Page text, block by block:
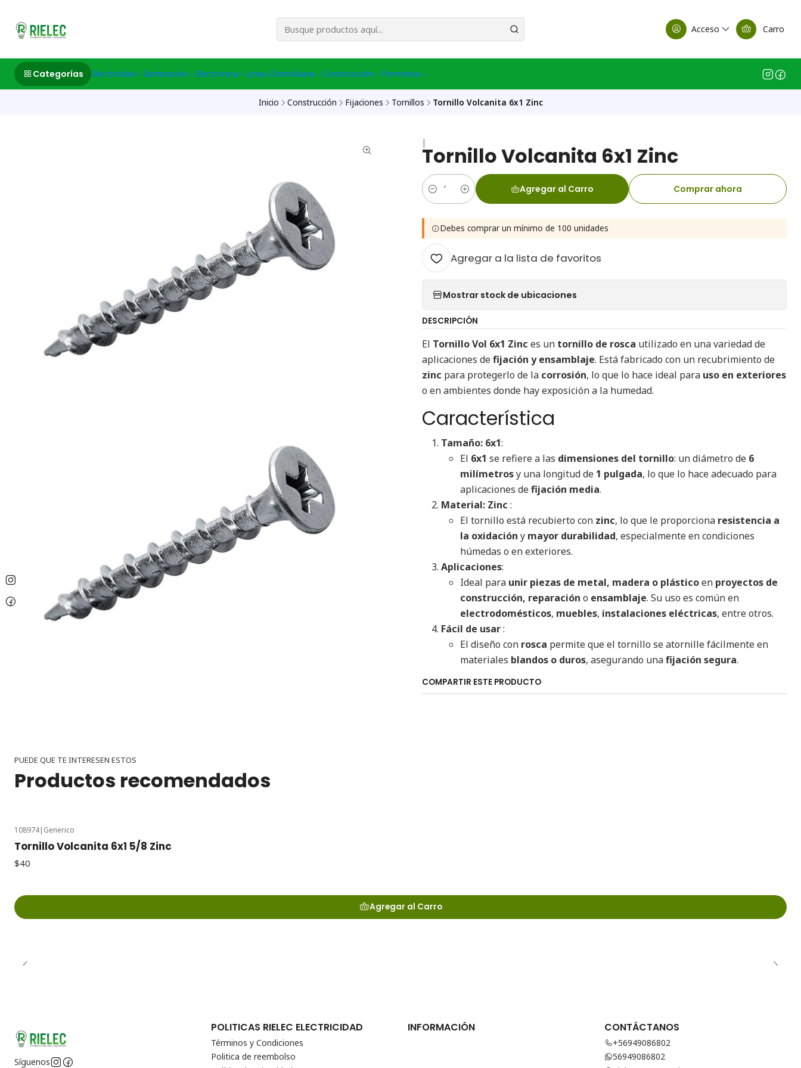
Acceso Carro
Categorías Electricidad Iluminación Electronica Linea Domiciliaria Construcción Ferreteria
Inicio Construcción Fijaciones Tornillos Tornillo Volcanita 6x1 Zinc
|
Tornillo Volcanita 6x1 Zinc
Cantidad
Agregar al Carro Comprar ahora
Debes comprar un mínimo de 100 unidades
Agregar a la lista de favoritos
Mostrar stock de ubicaciones
DESCRIPCIÓN
El Tornillo Vol 6x1 Zinc es un tornillo de rosca utilizado en una variedad de
aplicaciones defijación y ensamblaje. Está fabricado con un recubrimiento de
zinc para protegerlo de la corrosión, lo que lo hace ideal para uso en exteriores
o en ambientes donde hay exposición a la humedad.
Característica
Tamaño: 6x1:
El 6x1 se refiere a las dimensiones del tornillo: un diámetro de 6
milímetrosy una longitud de 1 pulgada, lo que lo hace adecuado para
aplicaciones defijación media.
Material: Zinc :
El tornillo está recubierto con zinc, lo que le proporciona resistencia a
la oxidación y mayor durabilidad, especialmente en condiciones
húmedas o en exteriores.
Aplicaciones:
Ideal para unir piezas de metal, madera o plásticoen proyectos de
construcción, reparación o ensamblaje. Su uso es común en
electrodomésticos, muebles, instalaciones eléctricas, entre otros.
Fácil de usar:
El diseño con rosca permite que el tornillo se atornille fácilmente en
materiales blandos o duros, asegurando unafijación segura.
COMPARTIR ESTE PRODUCTO
PUEDE QUE TE INTERESEN ESTOS
Productos recomendados
108974| Generico
Tornillo Volcanita 6x1 5/8 Zinc
$40
Agregar al Carro
Síguenos
POLITICAS RIELEC ELECTRICIDAD
Términos y Condiciones
Politica de reembolso
INFORMACIÓN CONTÁCTANOS
+56949086802
56949086802